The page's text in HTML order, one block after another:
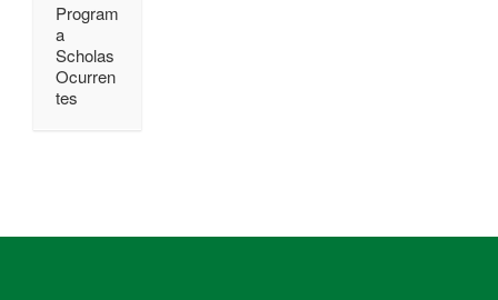
Program
a
Scholas
Ocurren
tes